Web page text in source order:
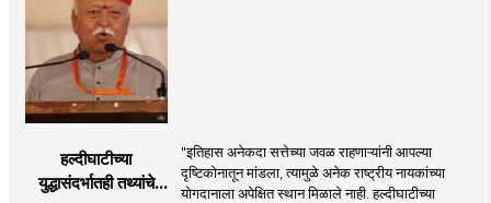
हल्दीघाटीच्या
युद्धासंदर्भातही तथ्यांचे
"इतिहास अनेकदा सत्तेच्या जवळ राहणाऱ्यांनी आपल्या
दृष्टिकोनातून मांडला, त्यामुळे अनेक राष्ट्रीय नायकांच्या
योगदानाला अपेक्षित स्थान मिळाले नाही. हल्दीघाटीच्या